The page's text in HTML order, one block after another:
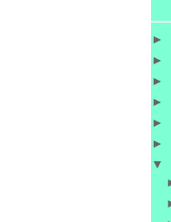
►
►
►
►
►
►
▼